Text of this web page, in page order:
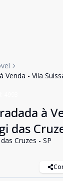
Venda - Vila
à
das
Cruzes - SP